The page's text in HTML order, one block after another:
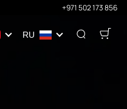
+971 502 173 856
RU